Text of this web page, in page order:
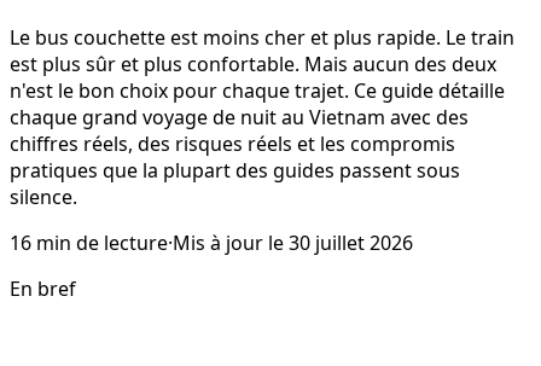
Le bus couchette est moins cher et plus rapide. Le train
est plus sûr et plus confortable. Mais aucun des deux
n'est le bon choix pour chaque trajet. Ce guide détaille
chaque grand voyage de nuit au Vietnam avec des
chiffres réels, des risques réels et les compromis
pratiques que la plupart des guides passent sous
silence.
16 min de lecture·Mis à jour le30 juillet 2026
En bref